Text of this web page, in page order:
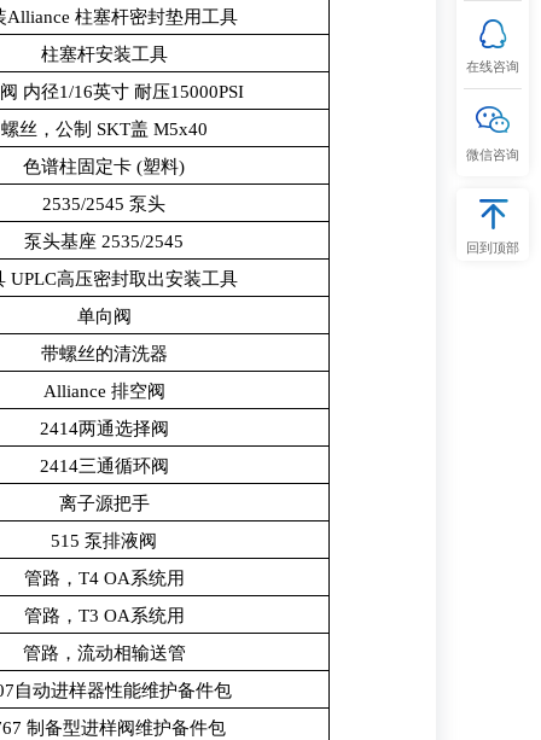
Alliance 柱塞杆密封垫用工具
柱塞杆安装工具
内径1/16英寸 耐压15000PSI
螺丝，公制 SKT盖 M5x40
色谱柱固定卡 (塑料)
2535/2545 泵头
泵头基座 2535/2545
UPLC高压密封取出安装工具
单向阀
带螺丝的清洗器
Alliance 排空阀
2414两通选择阀
2414三通循环阀
离子源把手
515 泵排液阀
管路，T4 OA系统用
管路，T3 OA系统用
管路，流动相输送管
自动进样器性能维护备件包
制备型进样阀维护备件包
在线咨询
微信咨询
回到顶部